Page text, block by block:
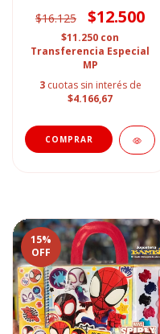
$16.125 $12.500
$11.250 con
Transferencia Especial
MP
3 cuotas sin interés de
$4.166,67
15%
OFF